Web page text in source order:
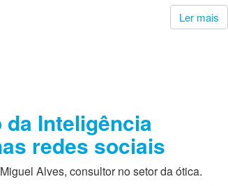
Ler mais
da Inteligência
redes sociais
Alves, consultor no setor da ótica.